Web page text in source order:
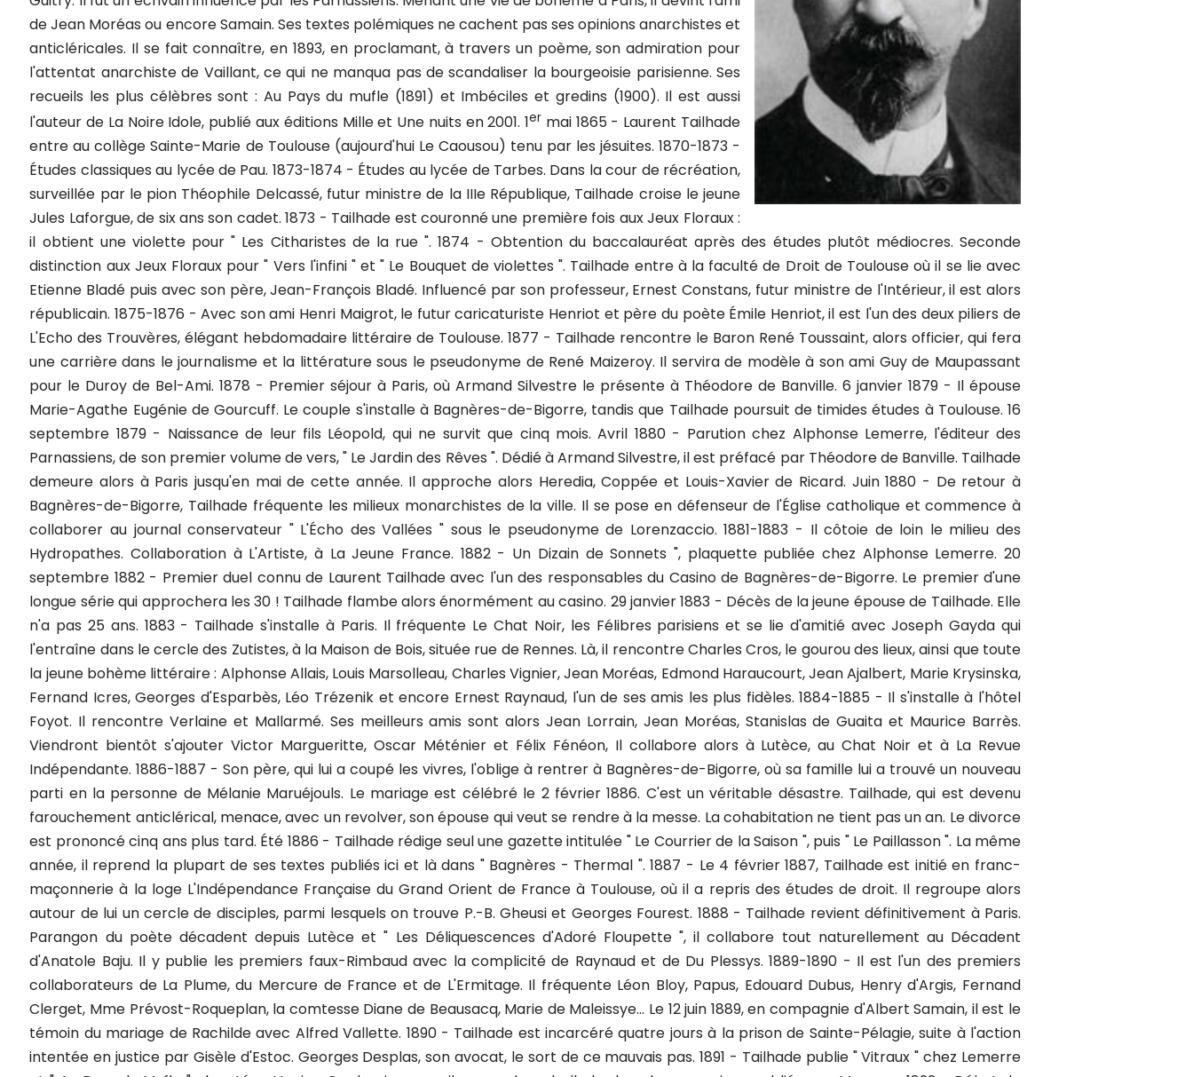
de Jean Moréas ou encore Samain. Ses textes polémiques ne cachent pas ses opinions anarchistes et
anticléricales. Il se fait connaître, en 1893, en proclamant, à travers un poème, son admiration pour
l'attentat anarchiste de Vaillant, ce qui ne manqua pas de scandaliser la bourgeoisie parisienne. Ses
recueils les plus célèbres sont : Au Pays du mufle (1891) et Imbéciles et gredins (1900). Il est aussi
l'auteur de La Noire Idole, publié aux éditions Mille et Une nuits en 2001. 1er mai 1865 - Laurent Tailhade
entre au collège Sainte-Marie de Toulouse (aujourd'hui Le Caousou) tenu par les jésuites. 1870-1873 -
Études classiques au lycée de Pau. 1873-1874 - Études au lycée de Tarbes. Dans la cour de récréation,
surveillée par le pion Théophile Delcassé, futur ministre de la IIIe République, Tailhade croise le jeune
Jules Laforgue, de six ans son cadet. 1873 - Tailhade est couronné une première fois aux Jeux Floraux :
il obtient une violette pour " Les Citharistes de la rue ". 1874 - Obtention du baccalauréat après des études plutôt médiocres. Seconde
distinction aux Jeux Floraux pour " Vers l'infini " et " Le Bouquet de violettes ". Tailhade entre à la faculté de Droit de Toulouse où il se lie avec
Etienne Bladé puis avec son père, Jean-François Bladé. Influencé par son professeur, Ernest Constans, futur ministre de l'Intérieur, il est alors
républicain. 1875-1876 - Avec son ami Henri Maigrot, le futur caricaturiste Henriot et père du poète Émile Henriot, il est l'un des deux piliers de
L'Echo des Trouvères, élégant hebdomadaire littéraire de Toulouse. 1877 - Tailhade rencontre le Baron René Toussaint, alors officier, qui fera
une carrière dans le journalisme et la littérature sous le pseudonyme de René Maizeroy. Il servira de modèle à son ami Guy de Maupassant
pour le Duroy de Bel-Ami. 1878 - Premier séjour à Paris, où Armand Silvestre le présente à Théodore de Banville. 6 janvier 1879 - Il épouse
Marie-Agathe Eugénie de Gourcuff. Le couple s'installe à Bagnères-de-Bigorre, tandis que Tailhade poursuit de timides études à Toulouse. 16
septembre 1879 - Naissance de leur fils Léopold, qui ne survit que cinq mois. Avril 1880 - Parution chez Alphonse Lemerre, l'éditeur des
Parnassiens, de son premier volume de vers, " Le Jardin des Rêves ". Dédié à Armand Silvestre, il est préfacé par Théodore de Banville. Tailhade
demeure alors à Paris jusqu'en mai de cette année. Il approche alors Heredia, Coppée et Louis-Xavier de Ricard. Juin 1880 - De retour à
Bagnères-de-Bigorre, Tailhade fréquente les milieux monarchistes de la ville. Il se pose en défenseur de l'Église catholique et commence à
collaborer au journal conservateur " L'Écho des Vallées " sous le pseudonyme de Lorenzaccio. 1881-1883 - Il côtoie de loin le milieu des
Hydropathes. Collaboration à L'Artiste, à La Jeune France. 1882 - Un Dizain de Sonnets ", plaquette publiée chez Alphonse Lemerre. 20
septembre 1882 - Premier duel connu de Laurent Tailhade avec l'un des responsables du Casino de Bagnères-de-Bigorre. Le premier d'une
longue série qui approchera les 30 ! Tailhade flambe alors énormément au casino. 29 janvier 1883 - Décès de la jeune épouse de Tailhade. Elle
n'a pas 25 ans. 1883 - Tailhade s'installe à Paris. Il fréquente Le Chat Noir, les Félibres parisiens et se lie d'amitié avec Joseph Gayda qui
l'entraîne dans le cercle des Zutistes, à la Maison de Bois, située rue de Rennes. Là, il rencontre Charles Cros, le gourou des lieux, ainsi que toute
la jeune bohème littéraire : Alphonse Allais, Louis Marsolleau, Charles Vignier, Jean Moréas, Edmond Haraucourt, Jean Ajalbert, Marie Krysinska,
Fernand Icres, Georges d'Esparbès, Léo Trézenik et encore Ernest Raynaud, l'un de ses amis les plus fidèles. 1884-1885 - Il s'installe à l'hôtel
Foyot. Il rencontre Verlaine et Mallarmé. Ses meilleurs amis sont alors Jean Lorrain, Jean Moréas, Stanislas de Guaita et Maurice Barrès.
Viendront bientôt s'ajouter Victor Margueritte, Oscar Méténier et Félix Fénéon, Il collabore alors à Lutèce, au Chat Noir et à La Revue
Indépendante. 1886-1887 - Son père, qui lui a coupé les vivres, l'oblige à rentrer à Bagnères-de-Bigorre, où sa famille lui a trouvé un nouveau
parti en la personne de Mélanie Maruéjouls. Le mariage est célébré le 2 février 1886. C'est un véritable désastre. Tailhade, qui est devenu
farouchement anticlérical, menace, avec un revolver, son épouse qui veut se rendre à la messe. La cohabitation ne tient pas un an. Le divorce
est prononcé cinq ans plus tard. Été 1886 - Tailhade rédige seul une gazette intitulée " Le Courrier de la Saison ", puis " Le Paillasson ". La même
année, il reprend la plupart de ses textes publiés ici et là dans " Bagnères - Thermal ". 1887 - Le 4 février 1887, Tailhade est initié en franc-
maçonnerie à la loge L'Indépendance Française du Grand Orient de France à Toulouse, où il a repris des études de droit. Il regroupe alors
autour de lui un cercle de disciples, parmi lesquels on trouve P.-B. Gheusi et Georges Fourest. 1888 - Tailhade revient définitivement à Paris.
Parangon du poète décadent depuis Lutèce et " Les Déliquescences d'Adoré Floupette ", il collabore tout naturellement au Décadent
d'Anatole Baju. Il y publie les premiers faux-Rimbaud avec la complicité de Raynaud et de Du Plessys. 1889-1890 - Il est l'un des premiers
collaborateurs de La Plume, du Mercure de France et de L'Ermitage. Il fréquente Léon Bloy, Papus, Edouard Dubus, Henry d'Argis, Fernand
Clerget, Mme Prévost-Roqueplan, la comtesse Diane de Beausacq, Marie de Maleissye... Le 12 juin 1889, en compagnie d'Albert Samain, il est le
témoin du mariage de Rachilde avec Alfred Vallette. 1890 - Tailhade est incarcéré quatre jours à la prison de Sainte-Pélagie, suite à l'action
intentée en justice par Gisèle d'Estoc. Georges Desplas, son avocat, le sort de ce mauvais pas. 1891 - Tailhade publie " Vitraux " chez Lemerre